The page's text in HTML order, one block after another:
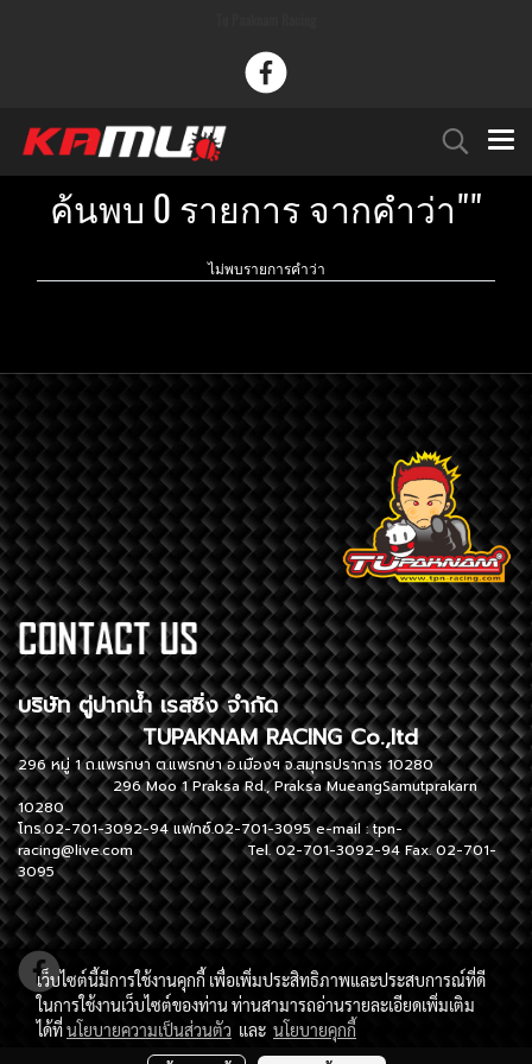
ค้นพบ 0 รายการ จากคำว่า""
ไม่พบรายการคำว่า
บริษัท ตู่ปากน้ำ เรสซิ่ง จำกัด
TUPAKNAM RACING Co.,ltd
296 หมู่ 1 ถ.แพรกษา ต.แพรกษา อ.เมืองฯ จ.สมุทรปราการ 10280
296 Moo 1 Praksa Rd., Praksa MueangSamutprakarn
10280
โทร.02-701-3092-94 แฟกซ์.02-701-3095 e-mail :tpn-
racing@live.com Tel. 02-701-3092-94 Fax. 02-701-
3095
เว็บไซต์นี้มีการใช้งานคุกกี้ เพื่อเพิ่มประสิทธิภาพและประสบการณ์ที่ดี
ในการใช้งานเว็บไซต์ของท่าน ท่านสามารถอ่านรายละเอียดเพิ่มเติม
ได้ที่นโยบายความเป็นส่วนตัว และ นโยบายคุกกี้